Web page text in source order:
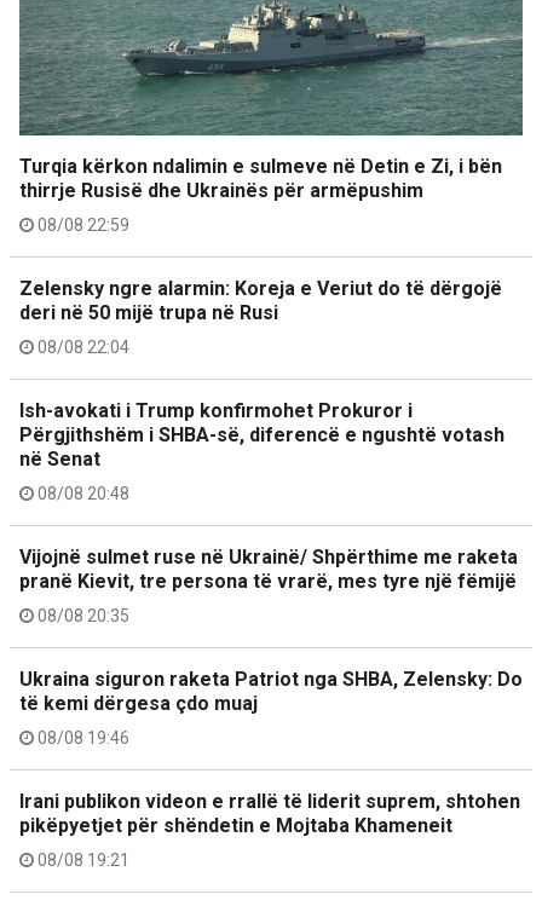
Turqia kërkon ndalimin e sulmeve në Detin e Zi, i bën
thirrje Rusisë dhe Ukrainës për armëpushim
08/08 22:59
Zelensky ngre alarmin: Koreja e Veriut do të dërgojë
deri në 50 mijë trupa në Rusi
08/08 22:04
Ish-avokati i Trump konfirmohet Prokuror i
Përgjithshëm i SHBA-së, diferencë e ngushtë votash
në Senat
08/08 20:48
Vijojnë sulmet ruse në Ukrainë/ Shpërthime me raketa
pranë Kievit, tre persona të vrarë, mes tyre një fëmijë
08/08 20:35
Ukraina siguron raketa Patriot nga SHBA, Zelensky: Do
të kemi dërgesa çdo muaj
08/08 19:46
Irani publikon videon e rrallë të liderit suprem, shtohen
pikëpyetjet për shëndetin e Mojtaba Khameneit
08/08 19:21